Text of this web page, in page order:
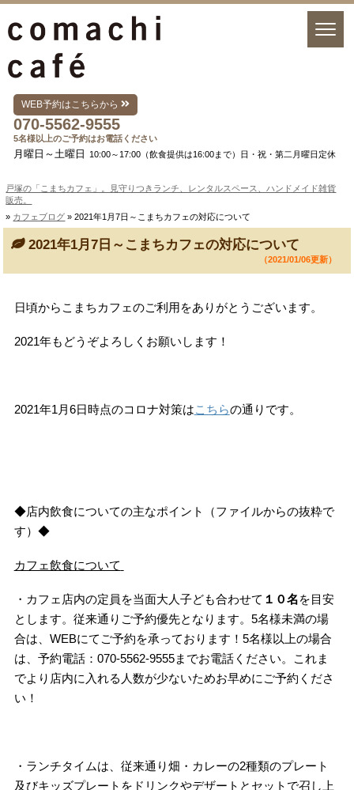
WEB予約はこちらから
070-5562-9555
5名様以上のご予約はお電話ください
月曜日～土曜日 10:00～17:00（飲食提供は16:00まで）日・祝・第二月曜日定休
戸塚の「こまちカフェ」。見守りつきランチ、レンタルスペース、ハンドメイド雑貨
販売。
» カフェブログ » 2021年1月7日～こまちカフェの対応について
2021年1月7日～こまちカフェの対応について
（2021/01/06更新）
日頃からこまちカフェのご利用をありがとうございます。
2021年もどうぞよろしくお願いします！
2021年1月6日時点のコロナ対策はこちらの通りです。
◆店内飲食についての主なポイント（ファイルからの抜粋で
す）◆
カフェ飲食について
・カフェ店内の定員を当面大人子ども合わせて １０名を目安
とします。従来通りご予約優先となります。5名様未満の場
合は、WEBにてご予約を承っております！5名様以上の場合
は、予約電話：070-5562-9555までお電話ください。これま
でより店内に入れる人数が少ないためお早めにご予約くださ
い！
・ランチタイムは、従来通り畑・カレーの2種類のプレート
及びキッズプレートをドリンクやデザートとセットで召し上